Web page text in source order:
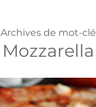
Archives de mot-clé
Mozzarella